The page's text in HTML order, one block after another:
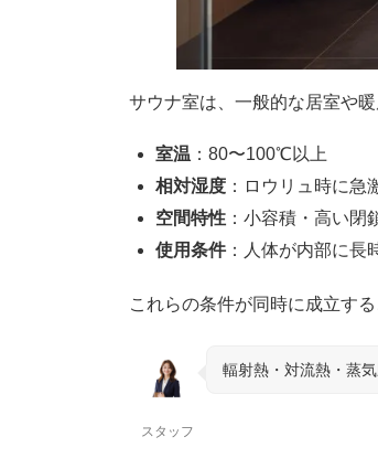
サウナ室は、一般的な居室や
室温 ：80〜100℃以上
相対湿度 ：ロウリュ時に急
空間特性 ：小容積・高い閉
使用条件：人体が内部に長
これらの条件が同時に成立する
スタッフ
輻射熱・対流熱・蒸